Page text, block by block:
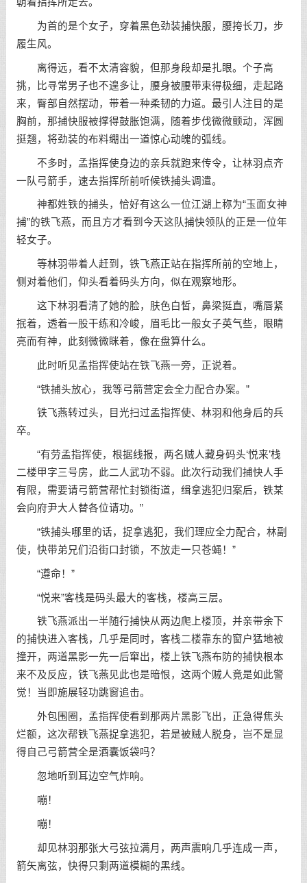
为首的是个女子，穿着黑色劲装捕快服，腰挎长刀，步
履生风。
离得远，看不太清容貌，但那身段却是扎眼。个子高
挑，比寻常男子也不遑多让，腰身被腰带束得极细，走起路
来，臀部自然摆动，带着一种柔韧的力道。最引人注目的是
胸前，那捕快服被撑得鼓胀饱满，随着步伐微微颤动，浑圆
挺翘，将劲装的布料绷出一道惊心动魄的弧线。
不多时，孟指挥使身边的亲兵就跑来传令，让林羽点齐
一队弓箭手，速去指挥所前听候铁捕头调遣。
神都姓铁的捕头，恰好有这么一位江湖上称为“玉面女神
捕”的铁飞燕，而且方才看到今天这队捕快领队的正是一位年
轻女子。
等林羽带着人赶到，铁飞燕正站在指挥所前的空地上，
侧对着他们，仰头看着码头方向，似在观察地形。
这下林羽看清了她的脸，肤色白皙，鼻梁挺直，嘴唇紧
抿着，透着一股干练和冷峻，眉毛比一般女子英气些，眼睛
亮而有神，此刻微微眯着，像在盘算什么。
此时听见孟指挥使站在铁飞燕一旁，正说着。
“铁捕头放心，我等弓箭营定会全力配合办案。”
铁飞燕转过头，目光扫过孟指挥使、林羽和他身后的兵
卒。
“有劳孟指挥使，根据线报，两名贼人藏身码头‘悦来’栈
二楼甲字三号房，此二人武功不弱。此次行动我们捕快人手
有限，需要请弓箭营帮忙封锁街道，缉拿逃犯归案后，铁某
会向府尹大人替各位请功。”
“铁捕头哪里的话，捉拿逃犯，我们理应全力配合，林副
使，快带弟兄们沿街口封锁，不放走一只苍蝇！”
“遵命！”
“悦来”客栈是码头最大的客栈，楼高三层。
铁飞燕派出一半随行捕快从两边爬上楼顶，并亲带余下
的捕快进入客栈，几乎是同时，客栈二楼靠东的窗户猛地被
撞开，两道黑影一先一后窜出，楼上铁飞燕布防的捕快根本
来不及反应，铁飞燕见此也是暗恨，这两个贼人竟是如此警
觉！当即施展轻功跳窗追击。
外包围圈，孟指挥使看到那两片黑影飞出，正急得焦头
烂额，这次帮铁飞燕捉拿逃犯，若是被贼人脱身，岂不是显
得自己弓箭营全是酒囊饭袋吗？
忽地听到耳边空气炸响。
嘣！
嘣！
却见林羽那张大弓弦拉满月，两声震响几乎连成一声，
箭矢离弦，快得只剩两道模糊的黑线。